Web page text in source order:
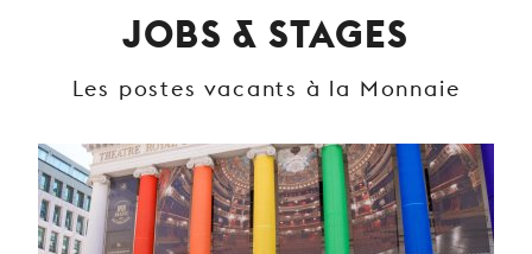
MAGAZINE
VOTRE
VISITE
JOBS & STAGES
Les postes vacants à la Monnaie